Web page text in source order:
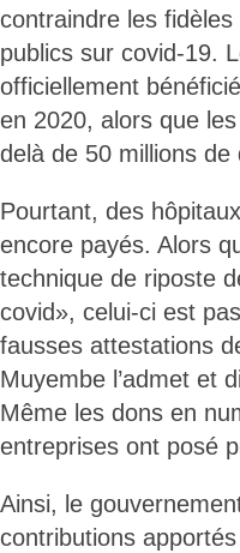
contraindre les
publics sur covid-19.
officiellement
en 2020, alors que
delà de 50 millions de
Pourtant, des
encore payés. Alors
technique de riposte
covid», celui-ci est
fausses attestations
Muyembe l’admet et
Même les dons en
entreprises ont posé
Ainsi, le
contributions